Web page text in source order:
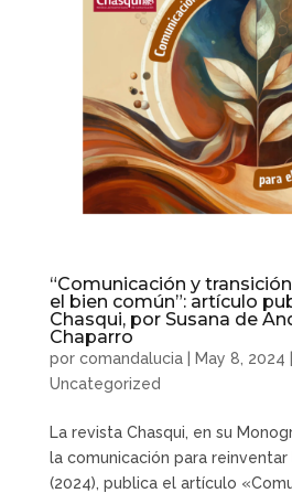
“Comunicación y
el bien común”: artículo
Chasqui, por Susana de
Chaparro
por comandalucia| May 8, 2024
Uncategorized
La revista Chasqui, en su
la comunicación para
(2024), publica el artículo